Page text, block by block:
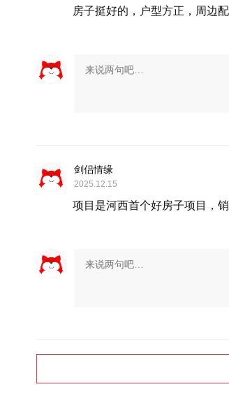
房子挺好的，户型方正，周边
剑侣情缘
2025.12.15
项目是河西首个好房子项目，